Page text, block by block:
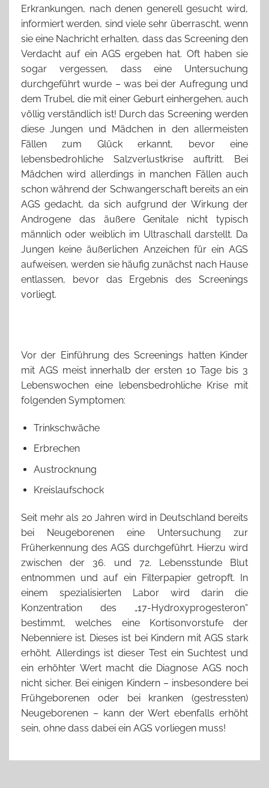
Erkrankungen, nach denen generell gesucht wird,
informiert werden, sind viele sehr überrascht, wenn
sie eine Nachricht erhalten, dass das Screening den
Verdacht auf ein AGS ergeben hat. Oft haben sie
sogar vergessen, dass eine Untersuchung
durchgeführt wurde – was bei der Aufregung und
dem Trubel, die mit einer Geburt einhergehen, auch
völlig verständlich ist! Durch das Screening werden
diese Jungen und Mädchen in den allermeisten
Fällen zum Glück erkannt, bevor eine
lebensbedrohliche Salzverlustkrise auftritt. Bei
Mädchen wird allerdings in manchen Fällen auch
schon während der Schwangerschaft bereits an ein
AGS gedacht, da sich aufgrund der Wirkung der
Androgene das äußere Genitale nicht typisch
männlich oder weiblich im Ultraschall darstellt. Da
Jungen keine äußerlichen Anzeichen für ein AGS
aufweisen, werden sie häufig zunächst nach Hause
entlassen, bevor das Ergebnis des Screenings
vorliegt.
Vor der Einführung des Screenings hatten Kinder
mit AGS meist innerhalb der ersten 10 Tage bis 3
Lebenswochen eine lebensbedrohliche Krise mit
folgenden Symptomen:
Trinkschwäche
Erbrechen
Austrocknung
Kreislaufschock
Seit mehr als 20 Jahren wird in Deutschland bereits
bei Neugeborenen eine Untersuchung zur
Früherkennung des AGS durchgeführt. Hierzu wird
zwischen der 36. und 72. Lebensstunde Blut
entnommen und auf ein Filterpapier getropft. In
einem spezialisierten Labor wird darin die
Konzentration des „17-Hydroxyprogesteron“
bestimmt, welches eine Kortisonvorstufe der
Nebenniere ist. Dieses ist bei Kindern mit AGS stark
erhöht. Allerdings ist dieser Test ein Suchtest und
ein erhöhter Wert macht die Diagnose AGS noch
nicht sicher. Bei einigen Kindern – insbesondere bei
Frühgeborenen oder bei kranken (gestressten)
Neugeborenen – kann der Wert ebenfalls erhöht
sein, ohne dass dabei ein AGS vorliegen muss!